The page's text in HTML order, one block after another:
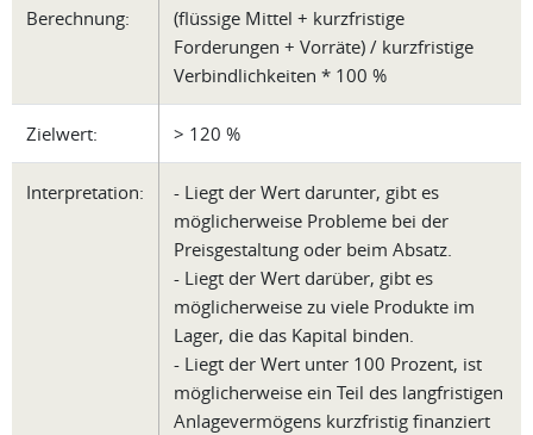
Berechnung:
(flüssige Mittel + kurzfristige
Forderungen + Vorräte) / kurzfristige
Verbindlichkeiten * 100 %
Zielwert: > 120 %
Interpretation:
- Liegt der Wert darunter, gibt es
möglicherweise Probleme bei der
Preisgestaltung oder beim Absatz.
- Liegt der Wert darüber, gibt es
möglicherweise zu viele Produkte im
Lager, die das Kapital binden.
- Liegt der Wert unter 100 Prozent, ist
möglicherweise ein Teil des langfristigen
Anlagevermögens kurzfristig finanziert